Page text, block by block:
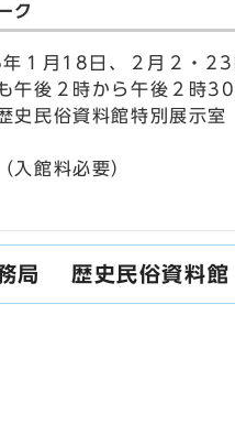
ク
月18日、２月２・23
時から午後２時30
民俗資料館特別展示室
館料必要）
局 歴史民俗資料館